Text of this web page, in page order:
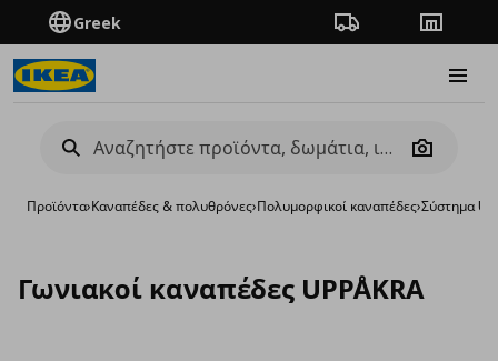
Greek Πορεία παραγγελίας
Camera
Προϊόντα›Καναπέδες & πολυθρόνες›Πολυμορφικοί καναπέδες›Σύστημα
Γωνιακοί καναπέδες UPPÅKRA